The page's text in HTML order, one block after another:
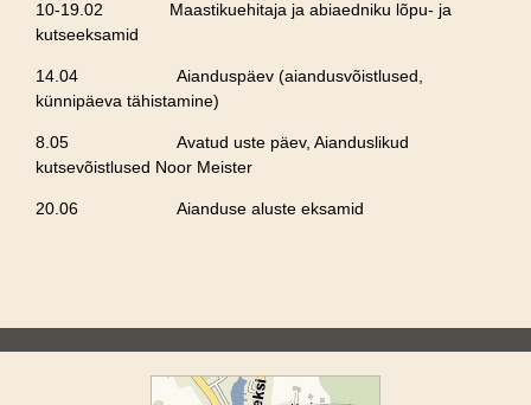
10-19.02 Maastikuehitaja ja abiaedniku lõpu- ja
kutseeksamid
14.04 Aianduspäev (aiandusvõistlused,
künnipäeva tähistamine)
8.05 Avatud uste päev, Aianduslikud
kutsevõistlused Noor Meister
20.06 Aianduse aluste eksamid